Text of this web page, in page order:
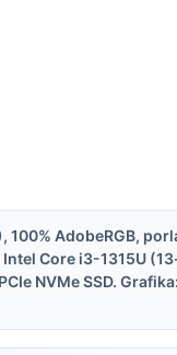
100% AdobeRGB,
Core i3-1315U
NVMe SSD. Grafika: